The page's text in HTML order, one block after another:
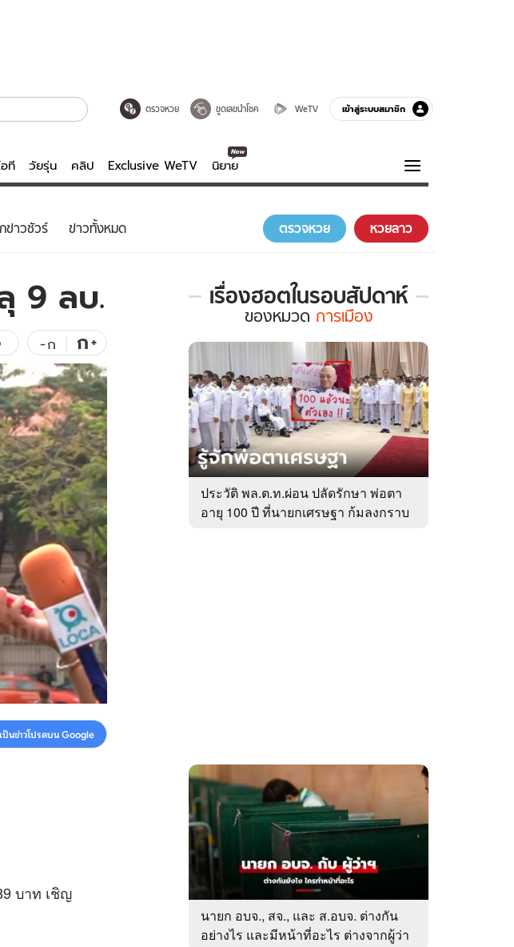
ตรวจหวย ขูดเลขนำโชค WeTV เข้าสู่ระบบสมาชิก
อที วัยรุ่น คลิป Exclusive WeTV นิยาย
บันเทิงครบรส
เกมส์
คลิป
พอดแคสต์
ดูทีวี
WeTV
Exclusive WeTV
นิยาย
ความรู้รอบตัว
ฮาวทู
กข่าวชัวร์ ข่าวทั้งหมด ตรวจหวย หวยลาว
9 ลบ.
-ก ก+
ป็นข่าวโปรดบน Google
บาท เชิญ
เรื่องฮอตในรอบสัปดาห์
เรื่อง
ใน
สัปดาห์
ของ
หมวด
การเมือง
ของหมวด การเมือง
ประวัติ พล.ต.ท.ผ่อน ปลัดรักษา พ่อตา
อายุ 100 ปี ที่นายกเศรษฐา ก้มลงกราบ
นายก อบจ., สจ., และ ส.อบจ. ต่างกัน
อย่างไร และมีหน้าที่อะไร ต่างจากผู้ว่า